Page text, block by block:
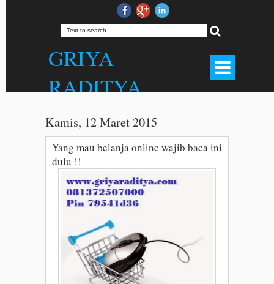
GRIYA
RADITYA
Kerudung, Mukena, Dll. Kualitas Butik
Harga Menarik. . WA 081372507000.
Kamis, 12 Maret 2015
Yang mau belanja online wajib baca ini
dulu !!